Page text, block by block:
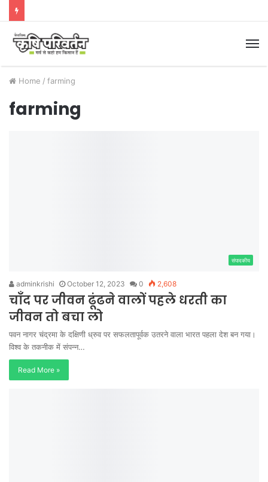
Home / farming
farming
संपादकीय
adminkrishi October 12, 2023 0 2,608
चाँद पर जीवन ढूंढने वालों पहले धरती का
जीवन तो बचा लो
पवन नागर चंद्रमा के दक्षिणी ध्रुव पर सफलतापूर्वक उतरने वाला भारत पहला देश बन गया।
विश्व के तकनीक में संपन्न…
Read More »